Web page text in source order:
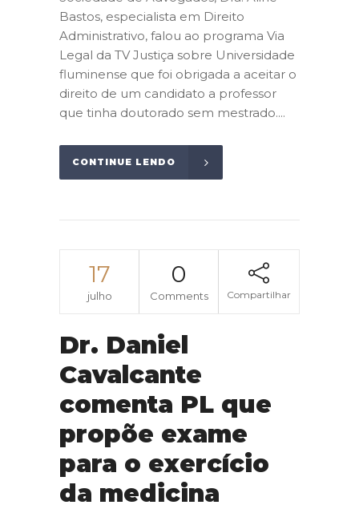
Bastos, especialista em Direito
Administrativo, falou ao programa Via
Legal da TV Justiça sobre Universidade
fluminense que foi obrigada a aceitar o
direito de um candidato a professor
que tinha doutorado sem mestrado....
CONTINUE LENDO
17
julho
0
Comments Compartilhar
Dr. Daniel
Cavalcante
comenta PL que
propõe exame
para o exercício
da medicina